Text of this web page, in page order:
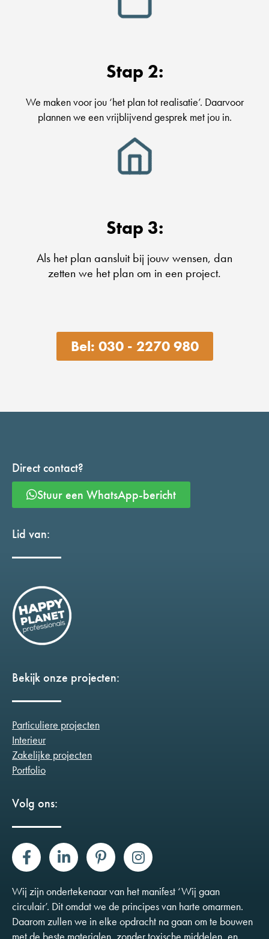
Stap 2:
We maken voor jou ‘het plan tot realisatie’. Daarvoor
plannen we een vrijblijvend gesprek met jou in.
Stap 3:
Als het plan aansluit bij jouw wensen, dan
zetten we het plan om in een project.
Bel: 030 - 2270 980
Direct contact?
Stuur een WhatsApp-bericht
Lid van:
Bekijk onze projecten:
Particuliere projecten
Interieur
Zakelijke projecten
Portfolio
Volg ons:
Wij zijn ondertekenaar van het manifest ‘Wij gaan
circulair’. Dit omdat we de principes van harte omarmen.
Daarom zullen we in elke opdracht na gaan om te bouwen
met de beste materialen, zonder toxische middelen, en